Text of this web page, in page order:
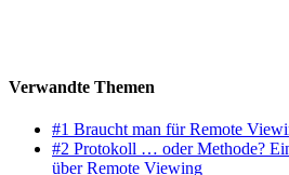
Verwandte Themen
#1 Braucht man für Remote
#2 Protokoll … oder Methode?
über Remote Viewing